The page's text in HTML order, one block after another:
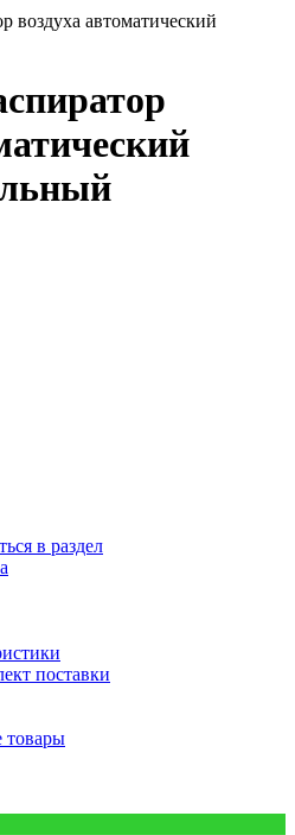
воздуха автоматический